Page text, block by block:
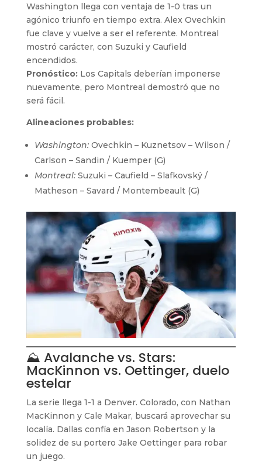
Washington llega con ventaja de 1-0 tras un
agónico triunfo en tiempo extra. Alex Ovechkin
fue clave y vuelve a ser el referente. Montreal
mostró carácter, con Suzuki y Caufield
encendidos.
Pronóstico:Los Capitals deberían imponerse
nuevamente, pero Montreal demostró que no
será fácil.
Alineaciones probables:
Washington:Ovechkin – Kuznetsov – Wilson /
Carlson – Sandin / Kuemper (G)
Montreal:Suzuki – Caufield – Slafkovský /
Matheson – Savard / Montembeault (G)
⛰ Avalanche vs. Stars:
MacKinnon vs. Oettinger, duelo
estelar
La serie llega 1-1 a Denver. Colorado, con Nathan
MacKinnon y Cale Makar, buscará aprovechar su
localía. Dallas confía en Jason Robertson y la
solidez de su portero Jake Oettinger para robar
un juego.